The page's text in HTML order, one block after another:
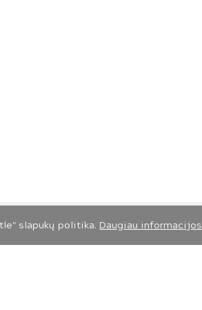
slapukų politika. Daugiau informacijos